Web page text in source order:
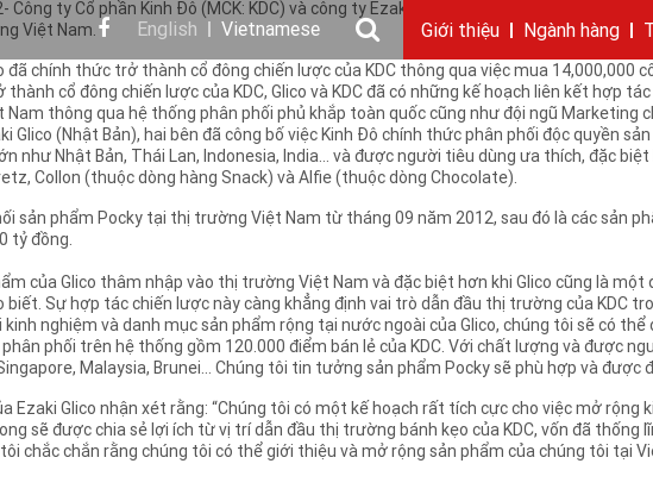
English Vietnamese Giới thiệu
Câu chuyện KIDO Chặng đường
Ngành hàng
Ngành dầu Ngành gia vị
Tin tức & sự kiện Thông cáo
Thông điệp Ban điều hành
Giới thiệu Nhu cầu tuyển dụng
Công ty Cổ phần Kinh Đô (MCK: KDC) và công ty Ezaki Glico (TYO: 2206) đã chính
Việt Nam.
đã chính thức trở thành cổ đông chiến lược của KDC thông qua việc mua
cổ đông chiến lược của KDC, Glico và KDC đã có những kế hoạch liên kết hợp
thông qua hệ thống phân phối phủ khắp toàn quốc cũng như đội ngũ Marketing
Glico (Nhật Bản), hai bên đã công bố việc Kinh Đô chính thức phân phối độc quyền
như Nhật Bản, Thái Lan, Indonesia, India… và được người tiêu dùng ưa thích, đặc
Collon (thuộc dòng hàng Snack) và Alfie (thuộc dòng Chocolate).
sản phẩm Pocky tại thị trường Việt Nam từ tháng 09 năm 2012, sau đó là các sản
tỷ đồng.
của Glico thâm nhập vào thị trường Việt Nam và đặc biệt hơn khi Glico cũng là một
biết. Sự hợp tác chiến lược này càng khẳng định vai trò dẫn đầu thị trường của KDC
nghiệm và danh mục sản phẩm rộng tại nước ngoài của Glico, chúng tôi sẽ có
phối trên hệ thống gồm 120.000 điểm bán lẻ của KDC. Với chất lượng và được
Malaysia, Brunei… Chúng tôi tin tưởng sản phẩm Pocky sẽ phù hợp và được
Ezaki Glico nhận xét rằng: “Chúng tôi có một kế hoạch rất tích cực cho việc mở
sẽ được chia sẻ lợi ích từ vị trí dẫn đầu thị trường bánh kẹo của KDC, vốn đã
chắc chắn rằng chúng tôi có thể giới thiệu và mở rộng sản phẩm của chúng tôi